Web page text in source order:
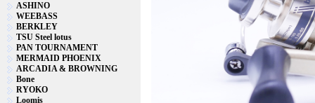
ASHINO
WEEBASS
BERKLEY
TSU Steel lotus
PAN TOURNAMENT
MERMAID PHOENIX
ARCADIA & BROWNING
Bone
RYOKO
Loomis